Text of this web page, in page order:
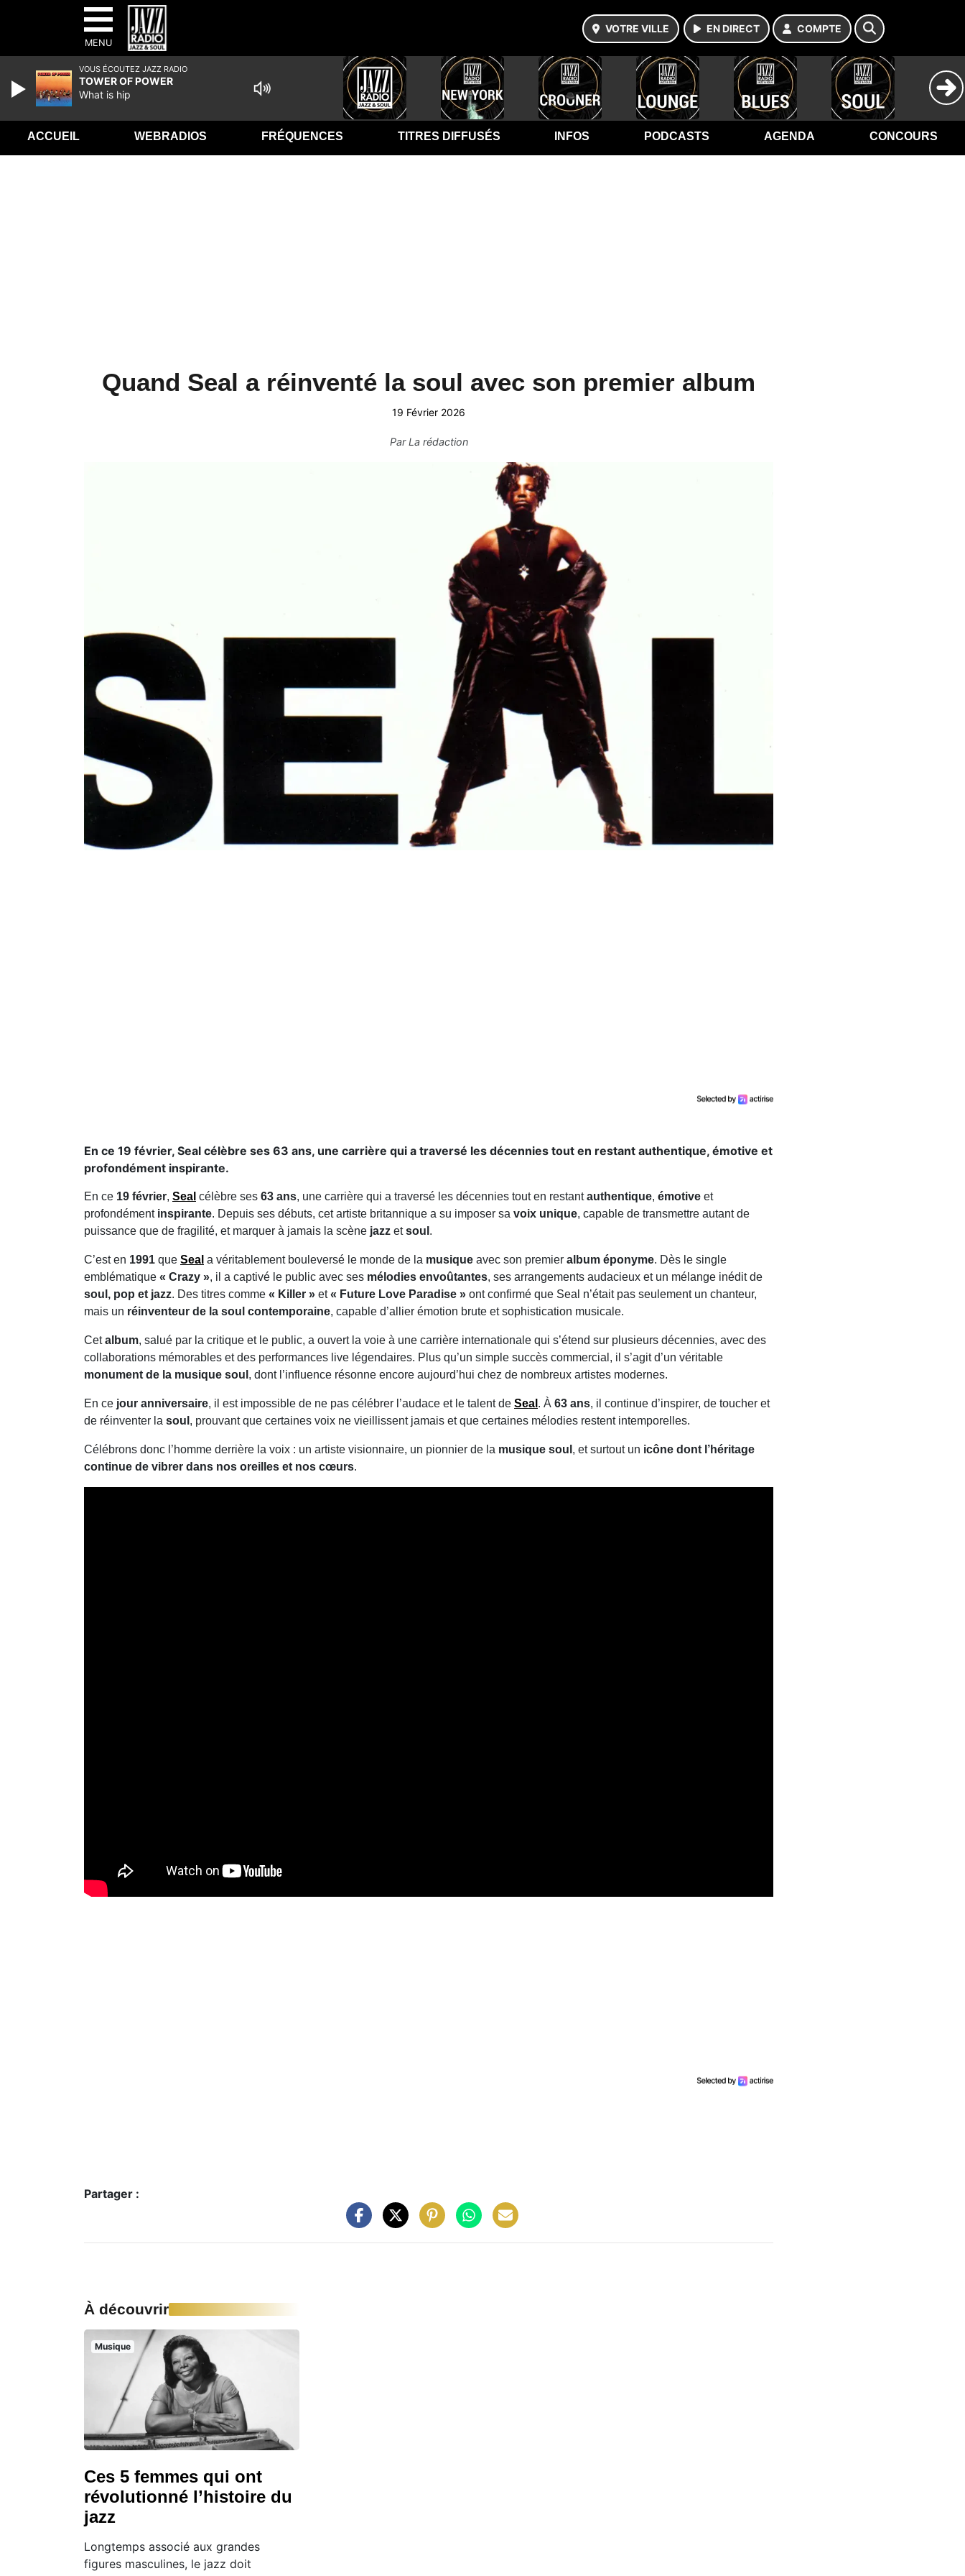
MENU
VOTRE VILLE EN DIRECT COMPTE
ACCUEIL WEBRADIOS FRÉQUENCES TITRES DIFFUSÉS INFOS PODCASTS AGENDA CONCOURS
Quand Seal a réinventé la soul avec son premier album
19 Février 2026
ParLa rédaction
En ce 19 février, Seal célèbre ses 63 ans, une carrière qui a traversé les décennies tout en restant authentique, émotive et
profondément inspirante.
En ce 19 février, Seal célèbre ses 63 ans, une carrière qui a traversé les décennies tout en restantauthentique, émotive et
profondément inspirante. Depuis ses débuts, cet artiste britannique a su imposer sa voix unique, capable de transmettre autant de
puissance que de fragilité, et marquer à jamais la scène jazz etsoul .
C’est en 1991 que Seal a véritablement bouleversé le monde de la musique avec son premier album éponyme. Dès le single
emblématique « Crazy », il a captivé le public avec ses mélodies envoûtantes, ses arrangements audacieux et un mélange inédit de
soul, pop et jazz. Des titres comme « Killer » et« Future Love Paradise » ont confirmé que Seal n’était pas seulement un chanteur,
mais un réinventeur de la soul contemporaine, capable d’allier émotion brute et sophistication musicale.
Cetalbum, salué par la critique et le public, a ouvert la voie à une carrière internationale qui s’étend sur plusieurs décennies, avec des
collaborations mémorables et des performances live légendaires. Plus qu’un simple succès commercial, il s’agit d’un véritable
monument de la musique soul , dont l’influence résonne encore aujourd’hui chez de nombreux artistes modernes.
En ce jour anniversaire, il est impossible de ne pas célébrer l’audace et le talent de Seal . À 63 ans, il continue d’inspirer, de toucher et
de réinventer la soul , prouvant que certaines voix ne vieillissent jamais et que certaines mélodies restent intemporelles.
Célébrons donc l’homme derrière la voix : un artiste visionnaire, un pionnier de la musique soul , et surtout un icône dont l’héritage
continue de vibrer dans nos oreilles et nos cœurs.
Partager :
À découvrir
Musique
Ces 5 femmes qui ont
révolutionné l’histoire du
jazz
Longtemps associé aux grandes
figures masculines, le jazz doit
VOUS ÉCOUTEZ JAZZ RADIO
TOWER OF POWER
What is hip